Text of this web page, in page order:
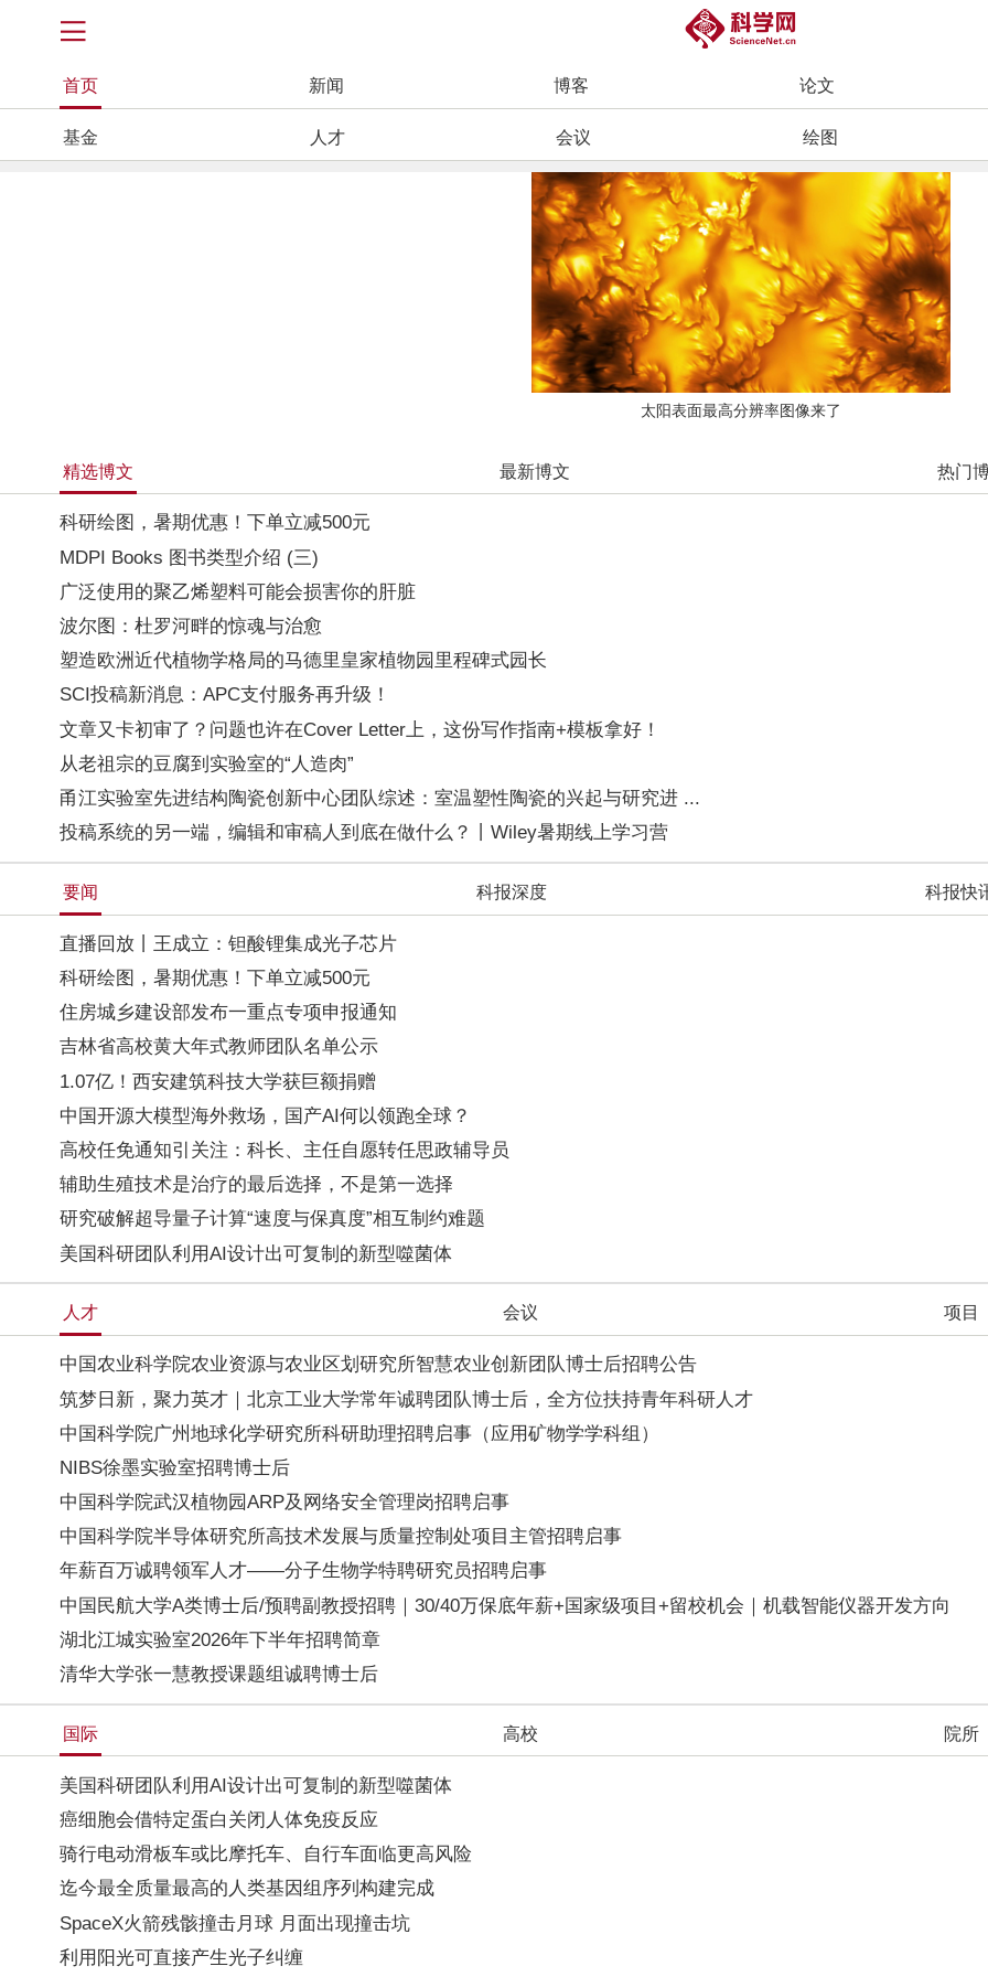
首页 新闻 博客 论文
基金 人才 会议 绘图
太阳表面最高分辨率图像来了
精选博文 最新博文 热门
科研绘图，暑期优惠！下单立减500元
MDPI Books 图书类型介绍 (三)
广泛使用的聚乙烯塑料可能会损害你的肝脏
波尔图：杜罗河畔的惊魂与治愈
塑造欧洲近代植物学格局的马德里皇家植物园里程碑式园长
SCI投稿新消息：APC支付服务再升级！
文章又卡初审了？问题也许在Cover Letter上，这份写作指南+模板拿好！
从老祖宗的豆腐到实验室的“人造肉”
甬江实验室先进结构陶瓷创新中心团队综述：室温塑性陶瓷的兴起与研究进 ...
投稿系统的另一端，编辑和审稿人到底在做什么？丨Wiley暑期线上学习营
要闻 科报深度 科报快
直播回放丨王成立：钽酸锂集成光子芯片
科研绘图，暑期优惠！下单立减500元
住房城乡建设部发布一重点专项申报通知
吉林省高校黄大年式教师团队名单公示
1.07亿！西安建筑科技大学获巨额捐赠
中国开源大模型海外救场，国产AI何以领跑全球？
高校任免通知引关注：科长、主任自愿转任思政辅导员
辅助生殖技术是治疗的最后选择，不是第一选择
研究破解超导量子计算“速度与保真度”相互制约难题
美国科研团队利用AI设计出可复制的新型噬菌体
人才 会议 项目
中国农业科学院农业资源与农业区划研究所智慧农业创新团队博士后招聘公告
筑梦日新，聚力英才｜北京工业大学常年诚聘团队博士后，全方位扶持青年科研人才
中国科学院广州地球化学研究所科研助理招聘启事（应用矿物学学科组）
NIBS徐墨实验室招聘博士后
中国科学院武汉植物园ARP及网络安全管理岗招聘启事
中国科学院半导体研究所高技术发展与质量控制处项目主管招聘启事
年薪百万诚聘领军人才——分子生物学特聘研究员招聘启事
中国民航大学A类博士后/预聘副教授招聘｜30/40万保底年薪+国家级项目+留校机会｜机载智能仪器开发方向
湖北江城实验室2026年下半年招聘简章
清华大学张一慧教授课题组诚聘博士后
国际 高校 院所
美国科研团队利用AI设计出可复制的新型噬菌体
癌细胞会借特定蛋白关闭人体免疫反应
骑行电动滑板车或比摩托车、自行车面临更高风险
迄今最全质量最高的人类基因组序列构建完成
SpaceX火箭残骸撞击月球 月面出现撞击坑
利用阳光可直接产生光子纠缠